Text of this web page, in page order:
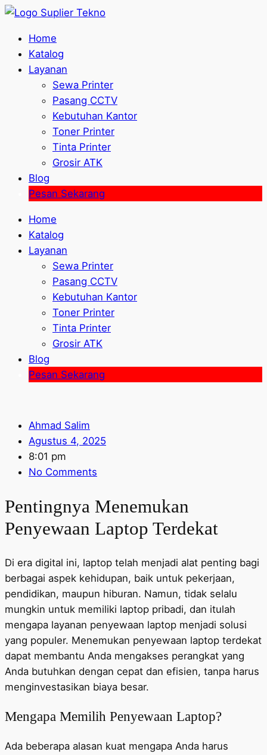
Home
Katalog
Layanan
Sewa Printer
Pasang CCTV
Kebutuhan Kantor
Toner Printer
Tinta Printer
Grosir ATK
Blog
Pesan Sekarang
Home
Katalog
Layanan
Sewa Printer
Pasang CCTV
Kebutuhan Kantor
Toner Printer
Tinta Printer
Grosir ATK
Blog
Pesan Sekarang
Ahmad Salim
Agustus 4, 2025
8:01 pm
No Comments
Pentingnya Menemukan
Penyewaan Laptop Terdekat
Di era digital ini, laptop telah menjadi alat penting bagi
berbagai aspek kehidupan, baik untuk pekerjaan,
pendidikan, maupun hiburan. Namun, tidak selalu
mungkin untuk memiliki laptop pribadi, dan itulah
mengapa layanan penyewaan laptop menjadi solusi
yang populer. Menemukan penyewaan laptop terdekat
dapat membantu Anda mengakses perangkat yang
Anda butuhkan dengan cepat dan efisien, tanpa harus
menginvestasikan biaya besar.
Mengapa Memilih Penyewaan Laptop?
Ada beberapa alasan kuat mengapa Anda harus